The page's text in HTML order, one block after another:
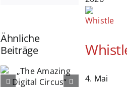
Ähnliche
Beiträge
A Prayer for4. Mai